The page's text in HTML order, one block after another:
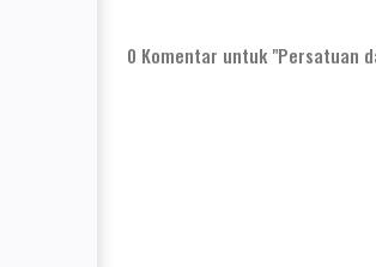
0 Komentar untuk "Persatuan